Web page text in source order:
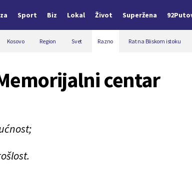
Sport Biz Lokal Život Superžena
Kosovo Region Svet Razno Rat na Bliskom istoku
centar